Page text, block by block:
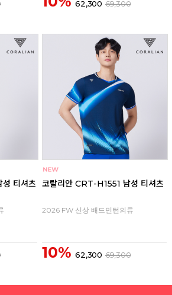
62,300 69,300
티셔츠 코랄리안 CRT-H1551 남성 티셔츠
2026 FW 신상 배드민턴의류
10% 62,300 69,300